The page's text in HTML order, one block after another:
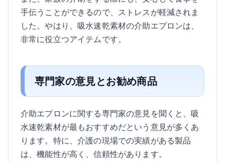
手伝うことができるので、ストレスが軽減されま
した。やはり、吸水速乾素材の介助エプロンは、
非常に役立つアイテムです。
専門家の意見とお勧め商品
介助エプロンに関する専門家の意見を聞くと、吸
水速乾素材が最もおすすめだという意見が多くあ
ります。特に、介護の現場での実績がある製品
は、機能性が高く、信頼性があります。